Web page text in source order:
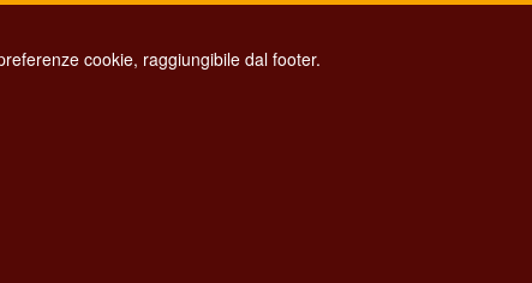
cookie, raggiungibile dal footer.